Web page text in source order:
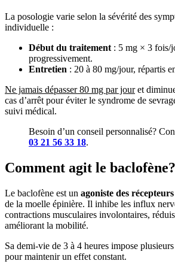
La posologie varie selon la sévérité des
individuelle :
Début du traitement : 5 mg × 3 fois/
progressivement.
Entretien : 20 à 80 mg/jour, répartis
Ne jamais dépasser 80 mg par jouret
cas d’arrêt pour éviter le syndrome de
suivi médical.
Besoin d’un conseil personnalisé?
03 21 56 33 18.
Comment agit le baclofène?
Le baclofène est un agoniste des
de la moelle épinière. Il inhibe les influx
contractions musculaires involontaires,
améliorant la mobilité.
Sa demi-vie de 3 à 4 heures impose
pour maintenir un effet constant.